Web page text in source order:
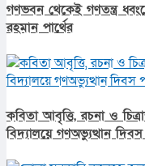
গণভবন থেকেই গণতন্ত্র
রহমান পার্থের
কবিতা আবৃত্তি, রচনা ও
বিদ্যালয়ে গণঅভ্যুত্থান